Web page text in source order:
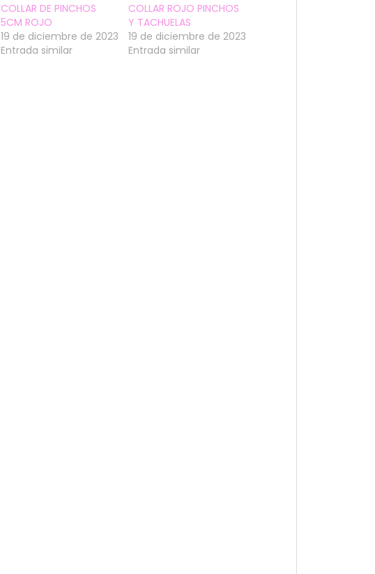
COLLAR DE PINCHOS
5CM ROJO
19 de diciembre de 2023
Entrada similar
COLLAR ROJO PINCHOS
Y TACHUELAS
19 de diciembre de 2023
Entrada similar